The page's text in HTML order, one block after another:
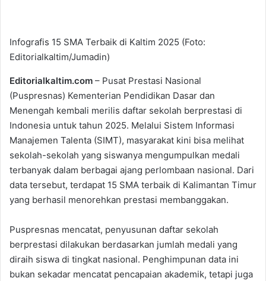
Infografis 15 SMA Terbaik di Kaltim 2025 (Foto:
Editorialkaltim/Jumadin)
Editorialkaltim.com – Pusat Prestasi Nasional
(Puspresnas) Kementerian Pendidikan Dasar dan
Menengah kembali merilis daftar sekolah berprestasi di
Indonesia untuk tahun 2025. Melalui Sistem Informasi
Manajemen Talenta (SIMT), masyarakat kini bisa melihat
sekolah-sekolah yang siswanya mengumpulkan medali
terbanyak dalam berbagai ajang perlombaan nasional. Dari
data tersebut, terdapat 15 SMA terbaik di Kalimantan Timur
yang berhasil menorehkan prestasi membanggakan.
Puspresnas mencatat, penyusunan daftar sekolah
berprestasi dilakukan berdasarkan jumlah medali yang
diraih siswa di tingkat nasional. Penghimpunan data ini
bukan sekadar mencatat pencapaian akademik, tetapi juga